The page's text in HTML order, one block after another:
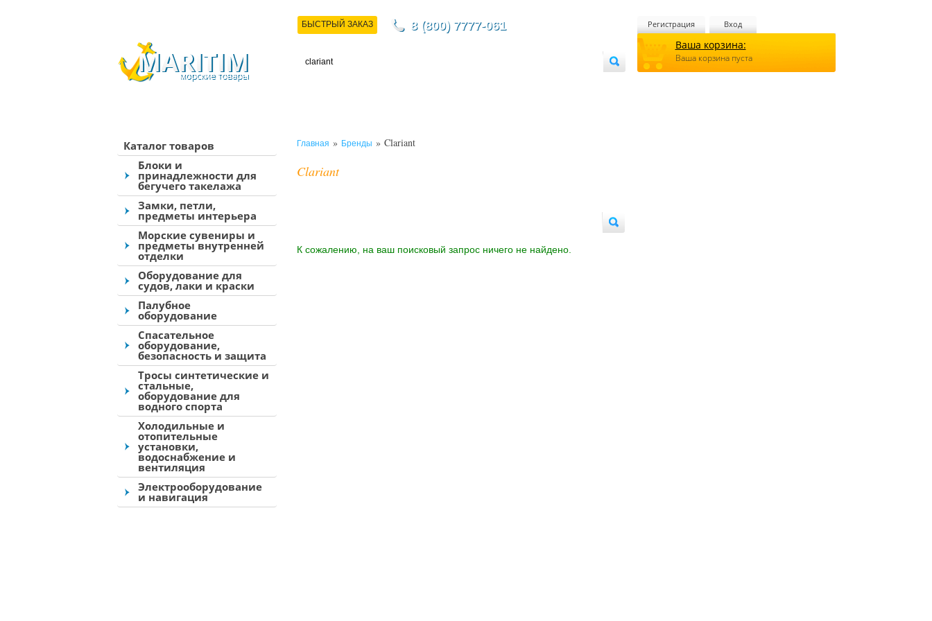
Регистрация Вход
Ваша корзина:
Ваша корзина пуста
БЫСТРЫЙ ЗАКАЗ 8 (800) 7777-061
Каталог товаров
Блоки и
принадлежности для
бегучего такелажа
Замки, петли,
предметы интерьера
Морские сувениры и
предметы внутренней
отделки
Оборудование для
судов, лаки и краски
Палубное
оборудование
Спасательное
оборудование,
безопасность и защита
Тросы синтетические и
стальные,
оборудование для
водного спорта
Холодильные и
отопительные
установки,
водоснабжение и
вентиляция
Электрооборудование
и навигация
Главная » Бренды » Clariant
Clariant
К сожалению, на ваш поисковый запрос ничего не найдено.